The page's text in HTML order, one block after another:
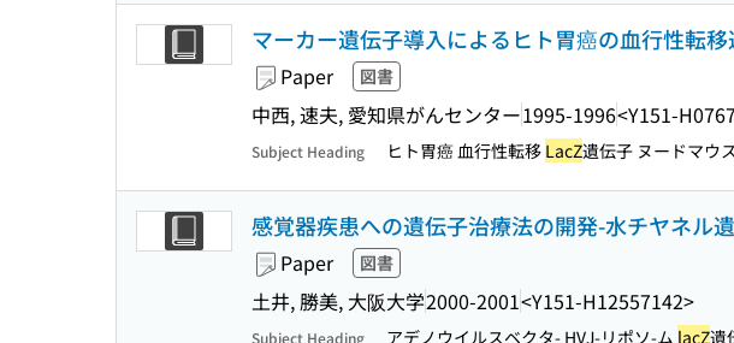
マーカー遺伝子導入によるヒト胃癌の血行性転
Paper 図書
中西, 速夫, 愛知県がんセンター1995-1996<Y151-
Subject Heading ヒト胃癌 血行性転移 LacZ遺伝子 ヌードマウ
感覚器疾患への遺伝子治療法の開発-水チヤネル
Paper 図書
土井, 勝美, 大阪大学2000-2001<Y151-H12557142>
Subject Heading アデノウイルスベクタ- HVJ-リポソ-ム lacZ遺